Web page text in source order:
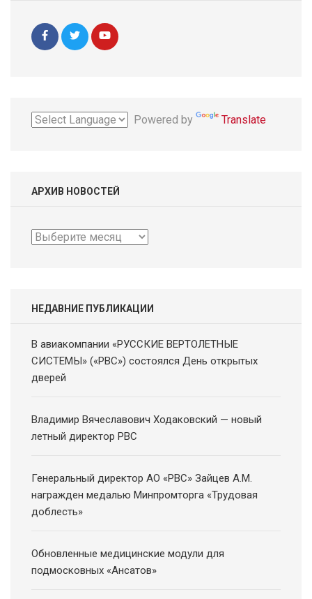
Powered by Translate
АРХИВ НОВОСТЕЙ
Архив
НЕДАВНИЕ ПУБЛИКАЦИИ
В авиакомпании «РУССКИЕ ВЕРТОЛЕТНЫЕ
СИСТЕМЫ» («РВС») состоялся День открытых
дверей
Владимир Вячеславович Ходаковский — новый
летный директор РВС
Генеральный директор АО «РВС» Зайцев А.М.
награжден медалью Минпромторга «Трудовая
доблесть»
Обновленные медицинские модули для
подмосковных «Ансатов»